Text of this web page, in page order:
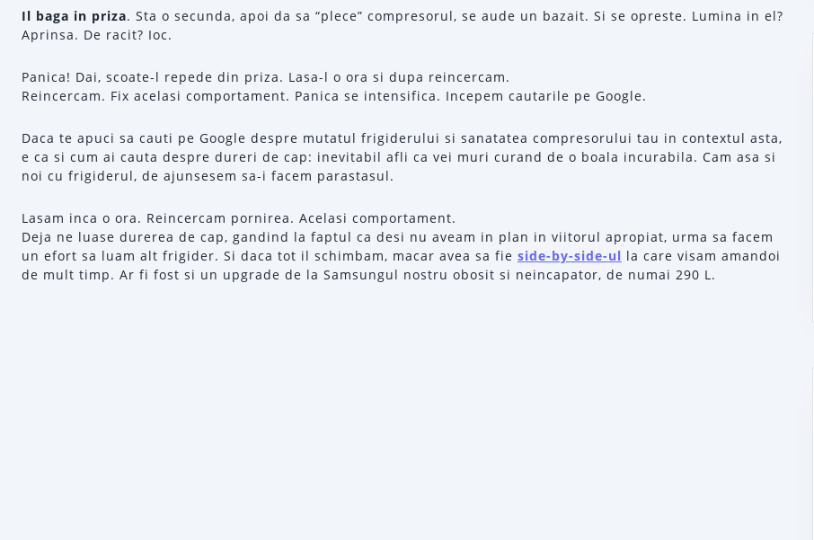
Il baga in priza. Sta o secunda, apoi da sa “plece” compresorul, se aude un bazait. Si se opreste. Lumina in el?
Aprinsa. De racit? Ioc.
Panica! Dai, scoate-l repede din priza. Lasa-l o ora si dupa reincercam.
Reincercam. Fix acelasi comportament. Panica se intensifica. Incepem cautarile pe Google.
Daca te apuci sa cauti pe Google despre mutatul frigiderului si sanatatea compresorului tau in contextul asta,
e ca si cum ai cauta despre dureri de cap: inevitabil afli ca vei muri curand de o boala incurabila. Cam asa si
noi cu frigiderul, de ajunsesem sa-i facem parastasul.
Lasam inca o ora. Reincercam pornirea. Acelasi comportament.
Deja ne luase durerea de cap, gandind la faptul ca desi nu aveam in plan in viitorul apropiat, urma sa facem
un efort sa luam alt frigider. Si daca tot il schimbam, macar avea sa fie side-by-side-ul la care visam amandoi
de mult timp. Ar fi fost si un upgrade de la Samsungul nostru obosit si neincapator, de numai 290 L.